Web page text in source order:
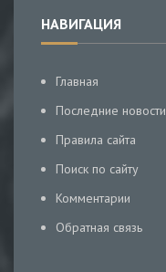
НАВИГАЦИЯ
Главная
Последние новости
Правила сайта
Поиск по сайту
Комментарии
Обратная связь